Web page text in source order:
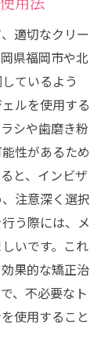
適切なクリー
県福岡市や北
ているよう
ルを使用する
シや歯磨き粉
性があるため
と、インビザ
注意深く選択
う際には、メ
いです。これ
果的な矯正治
、不必要なト
使用すること